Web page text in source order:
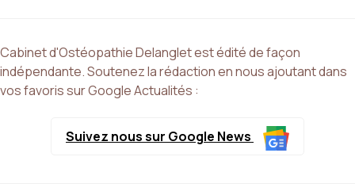
Cabinet d'Ostéopathie Delanglet est édité de façon
indépendante. Soutenez la rédaction en nous ajoutant dans
vos favoris sur Google Actualités :
Suivez nous sur Google News